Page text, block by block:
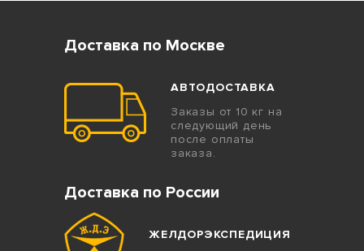
Доставка по Москве
АВТОДОСТАВКА
Заказы от 10 кг на
следующий день
после оплаты
заказа.
Доставка по России
ЖЕЛДОРЭКСПЕДИЦИЯ